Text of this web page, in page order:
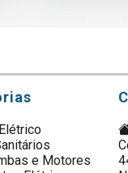
e Motores